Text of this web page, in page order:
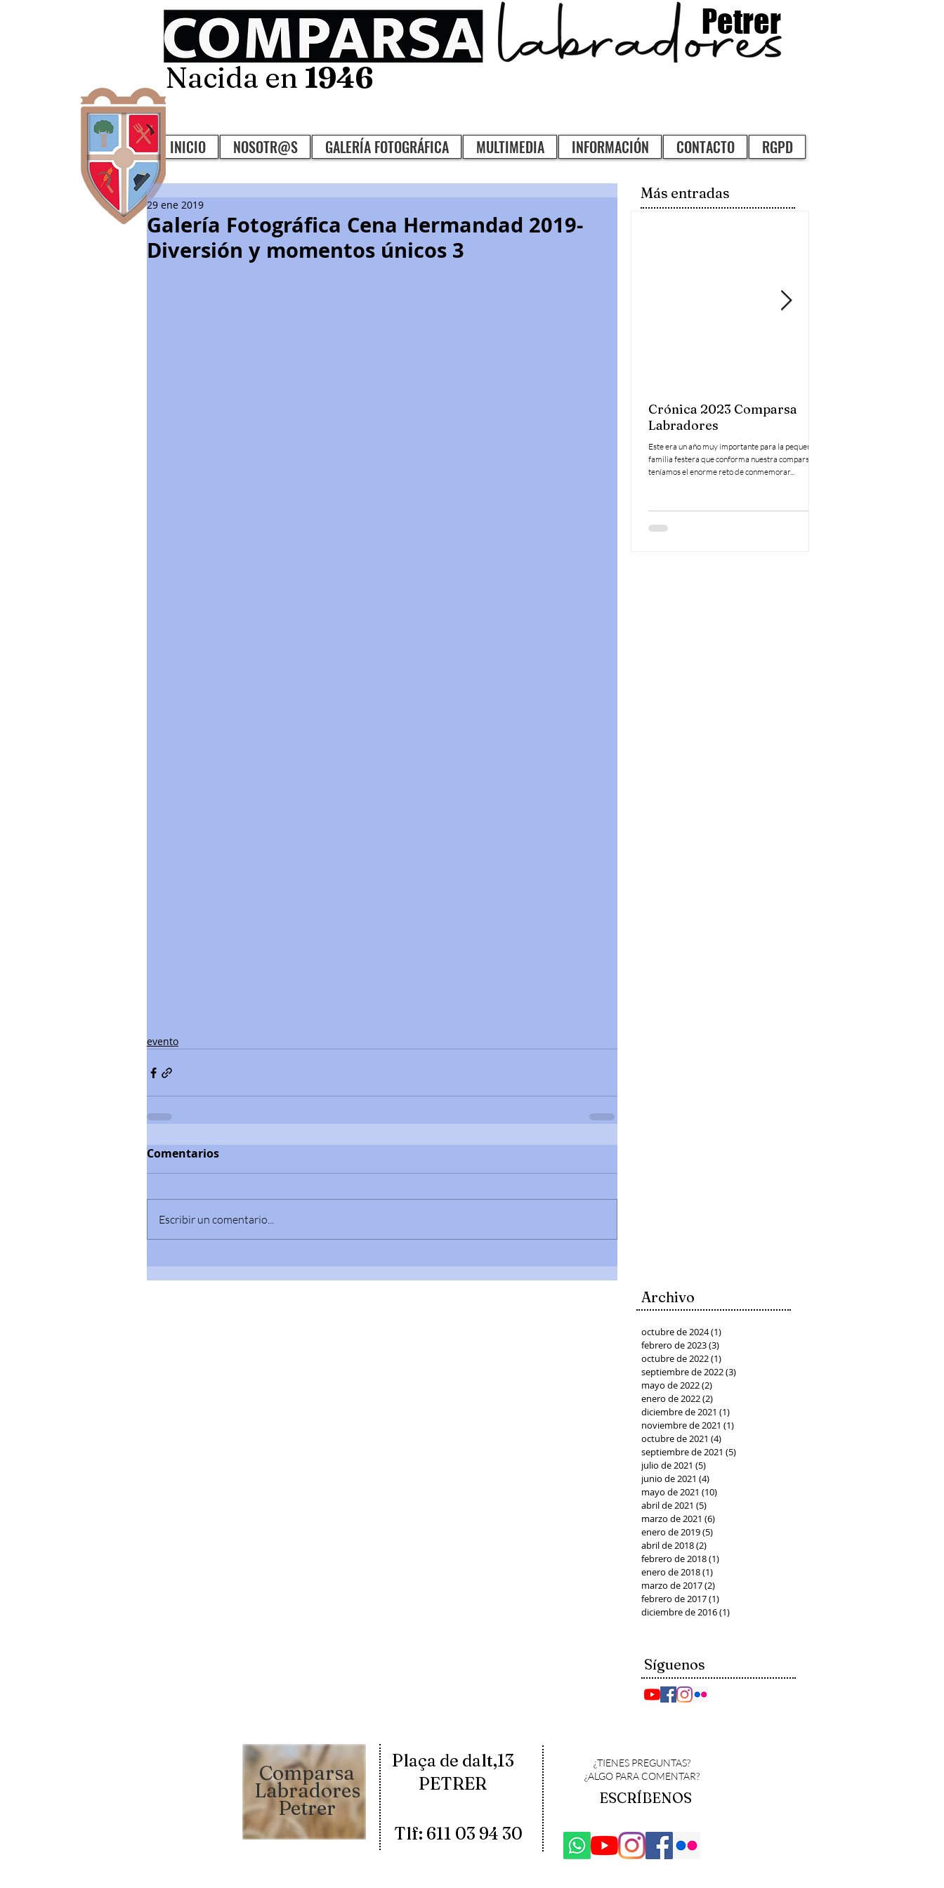
Petrer
Nacida en 1946
INICIO NOSOTR@S GALERÍA FOTOGRÁFICA MULTIMEDIA INFORMACIÓN CONTACTO RGPD
Galería Fotográfica Cena Hermandad 2019-
Diversión y momentos únicos 3
29 ene 2019
evento
Comentarios
Escribir un comentario...
Más entradas
Crónica 2023 Comparsa
Labradores
Este era un año muy importante para la pequeña
familia festera que conforma nuestra comparsa,
teníamos el enorme reto de conmemorar...
Archivo
octubre de 2024(1)
febrero de 2023(3)
octubre de 2022(1)
septiembre de 2022(3)
mayo de 2022(2)
enero de 2022(2)
diciembre de 2021 (1)
noviembre de 2021 (1)
octubre de 2021 (4)
septiembre de 2021 (5)
julio de 2021 (5)
junio de 2021 (4)
mayo de 2021 (10)
abril de 2021 (5)
marzo de 2021 (6)
enero de 2019(5)
abril de 2018(2)
febrero de 2018(1)
enero de 2018(1)
marzo de 2017(2)
febrero de 2017(1)
diciembre de 2016(1)
Síguenos
Comparsa
Labradores
Petrer
Plaça de dalt,13
PETRER
Tlf: 611 03 94 30
¿TIENES PREGUNTAS?
¿ALGO PARA COMENTAR?
ESCRÍBENOS